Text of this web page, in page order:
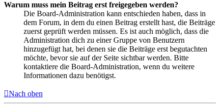
Warum muss mein Beitrag erst freigegeben werden?
Die Board-Administration kann entschieden haben, dass in
dem Forum, in dem du einen Beitrag erstellt hast, die Beiträge
zuerst geprüft werden müssen. Es ist auch möglich, dass die
Administration dich zu einer Gruppe von Benutzern
hinzugefügt hat, bei denen sie die Beiträge erst begutachten
möchte, bevor sie auf der Seite sichtbar werden. Bitte
kontaktiere die Board-Administration, wenn du weitere
Informationen dazu benötigst.
Nach oben